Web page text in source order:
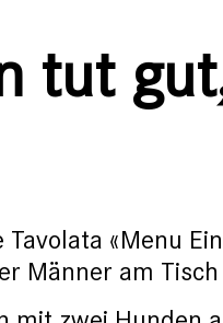
tut
«Menu
Männer am